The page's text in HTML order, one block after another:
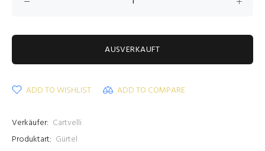
AUSVERKAUFT
ADD TO WISHLIST ADD TO COMPARE
Verkäufer: Cartvelli
Produktart: Gürtel